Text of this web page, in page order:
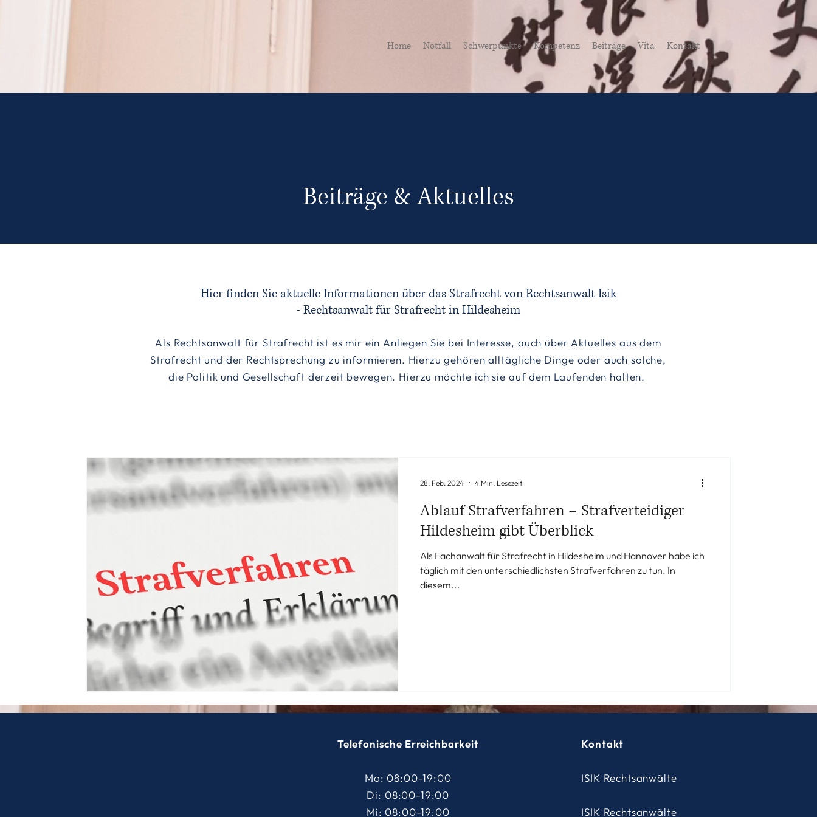
Home Notfall Schwerpunkte Kompetenz Beiträge Vita Kontakt
Beiträge & Aktuelles
Hier finden Sie aktuelle Informationen über das Strafrecht von Rechtsanwalt Isik
- Rechtsanwalt für Strafrecht in Hildesheim
Als Rechtsanwalt für Strafrecht ist es mir ein Anliegen Sie bei Interesse, auch über Aktuelles aus dem
Strafrecht und der Rechtsprechung zu informieren. Hierzu gehören alltägliche Dinge oder auch solche,
die Politik und Gesellschaft derzeit bewegen. Hierzu möchte ich sie auf dem Laufenden halten.
Ablauf Strafverfahren – Strafverteidiger
Hildesheim gibt Überblick
Als Fachanwalt für Strafrecht in Hildesheim und Hannover habe ich
täglich mit den unterschiedlichsten Strafverfahren zu tun. In
diesem...
28. Feb. 2024 4 Min. Lesezeit
Telefonische Erreichbarkeit
Mo: 08:00-19:00
Di: 08:00-19:00
Mi: 08:00-19:00
Kontakt
ISIK Rechtsanwälte
ISIK Rechtsanwälte